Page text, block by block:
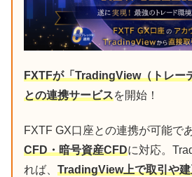
FXTFが「TradingView（トレー
との連携サービスを開始！
FXTF GX口座との連携が可能であ
CFD・暗号資産CFDに対応。
れば、 TradingView上で取引や